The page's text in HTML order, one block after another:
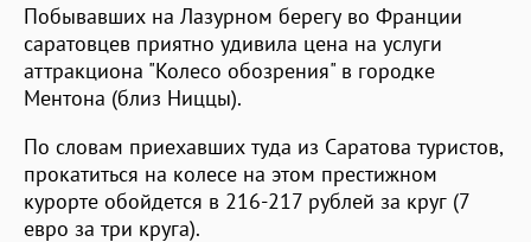
Побывавших на Лазурном берегу во Франции
саратовцев приятно удивила цена на услуги
аттракциона "Колесо обозрения" в городке
Ментона (близ Ниццы).
По словам приехавших туда из Саратова туристов,
прокатиться на колесе на этом престижном
курорте обойдется в 216-217 рублей за круг (7
евро за три круга).